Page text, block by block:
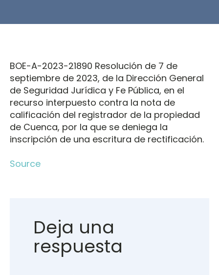
BOE-A-2023-21890 Resolución de 7 de
septiembre de 2023, de la Dirección General
de Seguridad Jurídica y Fe Pública, en el
recurso interpuesto contra la nota de
calificación del registrador de la propiedad
de Cuenca, por la que se deniega la
inscripción de una escritura de rectificación.
Source
Deja una
respuesta